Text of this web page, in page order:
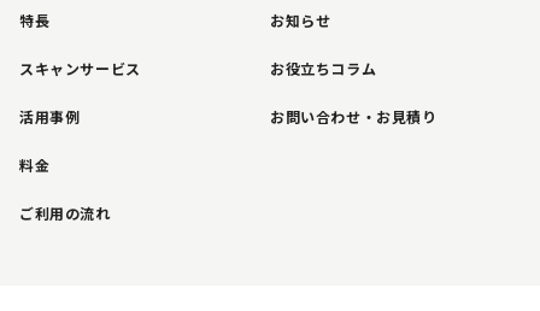
特長
スキャンサービス
活用事例
料金
ご利用の流れ
お知らせ
お役立ちコラム
お問い合わせ・お見積り